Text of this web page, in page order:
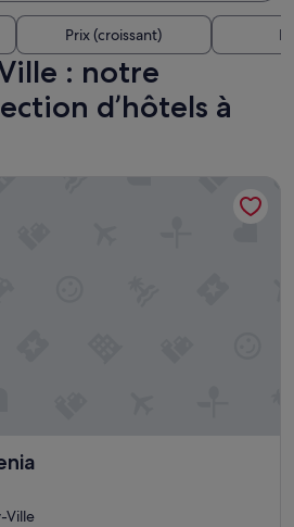
Prix (croissant)
: notre
d’hôtels à
Ville